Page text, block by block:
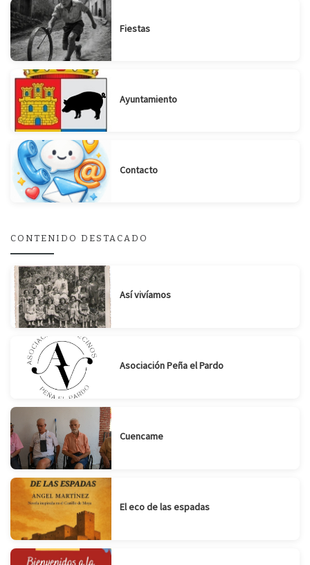
Fiestas
Ayuntamiento
Contacto
CONTENIDO DESTACADO
Así vivíamos
Asociación Peña el Pardo
Cuencame
El eco de las espadas